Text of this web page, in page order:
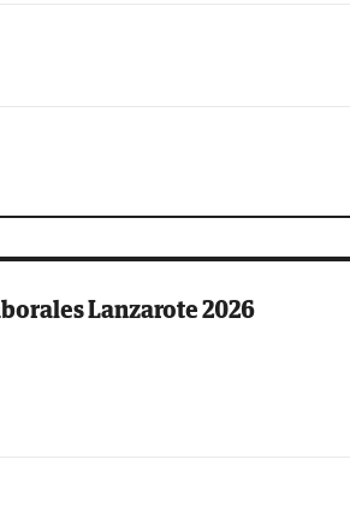
Lanzarote 2026